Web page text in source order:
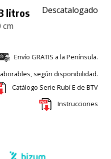
litros
cm
Descatalogado
Envío GRATIS a la Península.
según disponibilidad.
Catálogo Serie Rubí E de BTV
Instrucciones